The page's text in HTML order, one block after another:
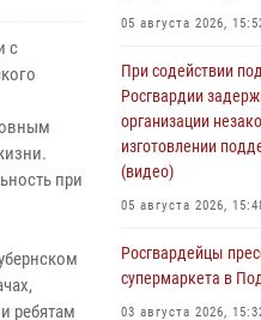
с
при
ребятам
05 августа 2026,
При содействии
Росгвардии
организации
изготовлении
(видео)
05 августа 2026,
Росгвардейцы
супермаркета в
03 августа 2026,